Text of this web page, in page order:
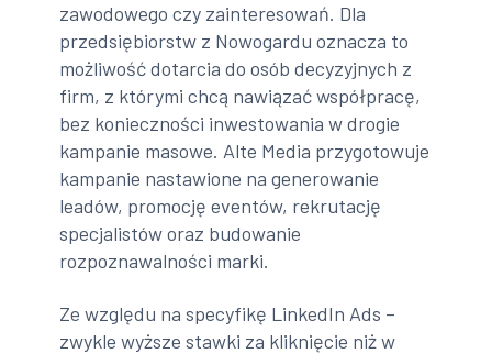
zawodowego czy zainteresowań. Dla
przedsiębiorstw z Nowogardu oznacza to
możliwość dotarcia do osób decyzyjnych z
firm, z którymi chcą nawiązać współpracę,
bez konieczności inwestowania w drogie
kampanie masowe. Alte Media przygotowuje
kampanie nastawione na generowanie
leadów, promocję eventów, rekrutację
specjalistów oraz budowanie
rozpoznawalności marki.
Ze względu na specyfikę LinkedIn Ads –
zwykle wyższe stawki za kliknięcie niż w